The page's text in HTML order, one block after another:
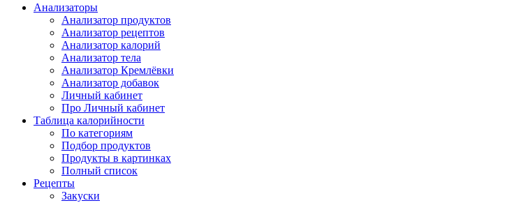
Анализаторы
Анализатор продуктов
Анализатор рецептов
Анализатор калорий
Анализатор тела
Анализатор Кремлёвки
Анализатор добавок
Личный кабинет
Про Личный кабинет
Таблица калорийности
По категориям
Подбор продуктов
Продукты в картинках
Полный список
Рецепты
Закуски